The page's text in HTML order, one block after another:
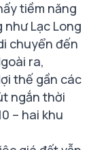
tiềm năng
Lạc Long
chuyển đến
ra,
thế gần các
ngắn thời
– hai khu